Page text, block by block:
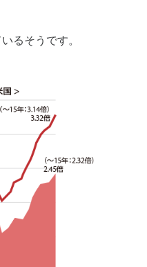
るそうです。